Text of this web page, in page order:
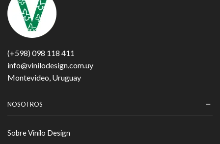
(+598) 098 118 411
info@vinilodesign.com.uy
Montevideo, Uruguay
NOSOTROS
Sobre Vinilo Design